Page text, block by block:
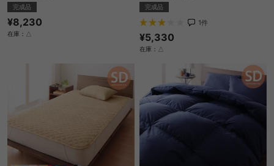
完成品
¥8,230
在庫：△
完成品
1件
¥5,330
在庫：△